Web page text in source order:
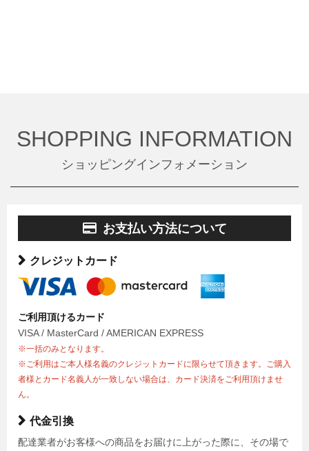
SHOPPING INFORMATION
ショッピングインフォメーション
お支払い方法について
クレジットカード
ご利用頂けるカード
VISA / MasterCard / AMERICAN EXPRESS
※一括のみとなります。
※ご利用はご本人様名義のクレジットカードに限らせて頂きます。ご購入
者様とカード名義人が一致しない場合は、カード決済をご利用頂けませ
ん。
代金引換
配達業者がお客様への商品をお届けに上がった際に、その場で